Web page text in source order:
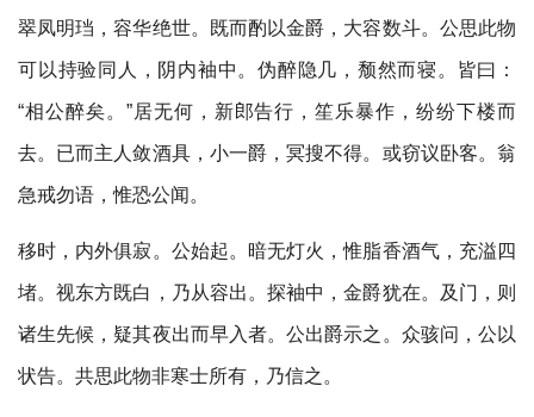
翠凤明珰，容华绝世。既而酌以金爵，大容数斗。公思此物
可以持验同人，阴内袖中。伪醉隐几，颓然而寝。皆曰：
“相公醉矣。”居无何，新郎告行，笙乐暴作，纷纷下楼而
去。已而主人敛酒具，小一爵，冥搜不得。或窃议卧客。翁
急戒勿语，惟恐公闻。
移时，内外俱寂。公始起。暗无灯火，惟脂香酒气，充溢四
堵。视东方既白，乃从容出。探袖中，金爵犹在。及门，则
诸生先候，疑其夜出而早入者。公出爵示之。众骇问，公以
状告。共思此物非寒士所有，乃信之。